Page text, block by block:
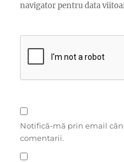
navigator pentru data
Notifică-mă prin email
comentarii.